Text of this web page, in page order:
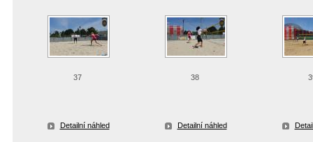
37
Detailní náhled
38
Detailní náhled